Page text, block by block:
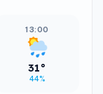
13:00
31°
44%